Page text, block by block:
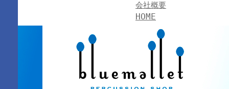
会社概要
HOME